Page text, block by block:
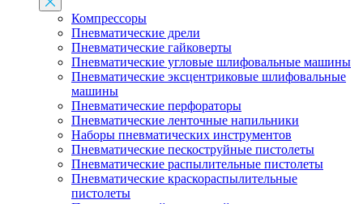
Компрессоры
Пневматические дрели
Пневматические гайковерты
Пневматические угловые шлифовальные машины
Пневматические эксцентриковые шлифовальные
машины
Пневматические перфораторы
Пневматические ленточные напильники
Наборы пневматических инструментов
Пневматические пескоструйные пистолеты
Пневматические распылительные пистолеты
Пневматические краскораспылительные
пистолеты